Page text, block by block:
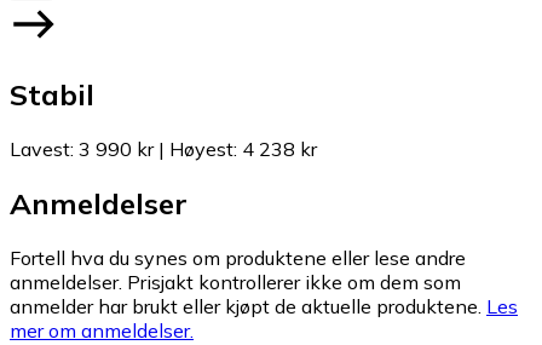
Stabil
Lavest: 3 990 kr| Høyest: 4 238 kr
Anmeldelser
Fortell hva du synes om produktene eller lese andre
anmeldelser. Prisjakt kontrollerer ikke om dem som
anmelder har brukt eller kjøpt de aktuelle produktene. Les
mer om anmeldelser.